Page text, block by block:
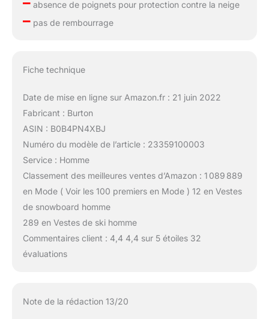
absence de poignets pour protection contre la neige
–pas de rembourrage
Fiche technique
Date de mise en ligne sur Amazon.fr : 21 juin 2022
Fabricant : Burton
ASIN : B0B4PN4XBJ
Numéro du modèle de l’article : 23359100003
Service : Homme
Classement des meilleures ventes d’Amazon : 1 089 889
en Mode ( Voir les 100 premiers en Mode ) 12 en Vestes
de snowboard homme
289 en Vestes de ski homme
Commentaires client : 4,4 4,4 sur 5 étoiles 32
évaluations
Note de la rédaction 13/20